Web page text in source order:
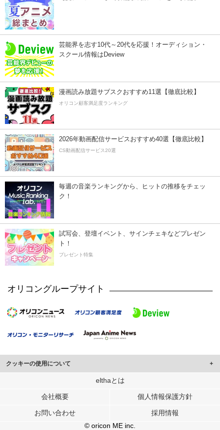
芸能界を志す10代～20代を応援！オーディション・
スクール情報はDeview
漫画読み放題サブスクおすすめ11選【徹底比較】
オリコン顧客満足度ランキング
2026年動画配信サービスおすすめ40選【徹底比較】
CS動画配信サービス20選
毎週の音楽ランキングから、ヒットの推移をチェッ
ク！
試写会、登壇イベント、サインチェキなどプレゼン
ト！
プレゼント特集
オリコングループサイト
クッキーの使用について
このサイトでは Cookie を使用して、ユーザーに合わせたコンテンツや広告の
行っています。
メディアや広告配信、データ解析の各パートナーに提供しています。
各パートナーは、この情報とユーザーが各パートナーに提供した他の情報や、
elthaとは
会社概要 個人情報保護方針
お問い合わせ
採用情報
© oricon ME inc.